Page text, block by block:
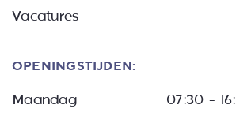
Vacatures
OPENINGSTIJDEN:
Maandag
07:30 –